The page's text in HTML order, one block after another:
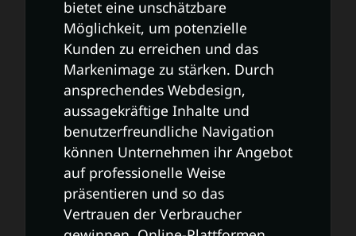
bietet eine unschätzbare
Möglichkeit, um potenzielle
Kunden zu erreichen und das
Markenimage zu stärken. Durch
ansprechendes Webdesign,
aussagekräftige Inhalte und
benutzerfreundliche Navigation
können Unternehmen ihr Angebot
auf professionelle Weise
präsentieren und so das
Vertrauen der Verbraucher